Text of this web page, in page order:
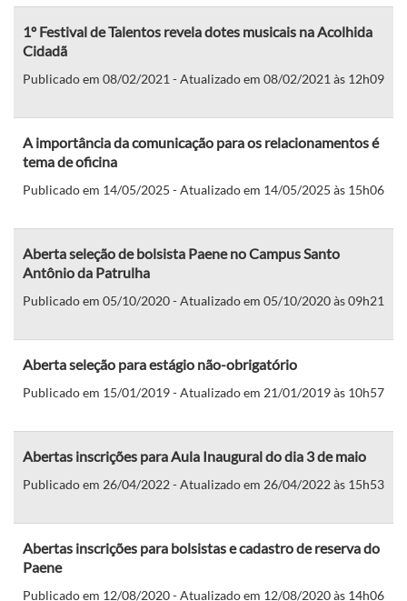
1º Festival de Talentos revela dotes musicais na Acolhida
Cidadã
Publicado em 08/02/2021 - Atualizado em 08/02/2021 às 12h09
A importância da comunicação para os relacionamentos é
tema de oficina
Publicado em 14/05/2025 - Atualizado em 14/05/2025 às 15h06
Aberta seleção de bolsista Paene no Campus Santo
Antônio da Patrulha
Publicado em 05/10/2020 - Atualizado em 05/10/2020 às 09h21
Aberta seleção para estágio não-obrigatório
Publicado em 15/01/2019 - Atualizado em 21/01/2019 às 10h57
Abertas inscrições para Aula Inaugural do dia 3 de maio
Publicado em 26/04/2022 - Atualizado em 26/04/2022 às 15h53
Abertas inscrições para bolsistas e cadastro de reserva do
Paene
Publicado em 12/08/2020 - Atualizado em 12/08/2020 às 14h06